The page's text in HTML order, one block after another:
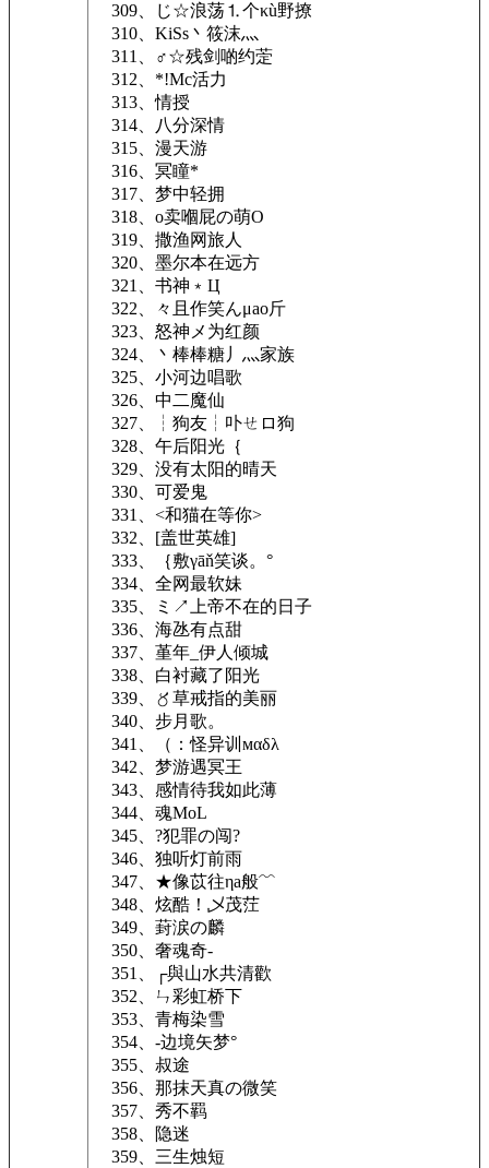
309、じ☆浪荡⒈个κù野撩
310、KiSs丶筱沫灬
311、♂☆残剑啲约萣
312、*!Mc活力
313、情授
314、八分深情
315、漫天游ゝ
316、冥瞳*
317、梦中轻拥
318、о卖嗰屁の萌Ο
319、撒渔网旅人
320、墨尔本在远方
321、书神﹡Ц
322、々且作笑んμао斤
323、怒神メ为红颜
324、丶棒棒糖丿灬家族
325、小河边唱歌
326、中二魔仙
327、┆狗友┆卟ㄝロ狗
328、午后阳光｛
329、没有太阳的晴天
330、可爱鬼
331、<和猫在等你>
332、[盖世英雄]
333、｛敷γāň笑谈。°
334、全网最软妹
335、ミ↗上帝不在的日子
336、海氹有点甜
337、堇年_伊人倾城
338、白衬藏了阳光
339、〥草戒指的美丽
340、步月歌。
341、（：怪异训мαδλ
342、梦游遇冥王
343、感情待我如此薄
344、魂MoL
345、?犯罪の闯?
346、独听灯前雨
347、★像苡往ηa般﹌
348、炫酷！乄茂茳
349、葑涙の麟
350、奢魂奇-
351、┌與山水共清歡
352、ㄣ彩虹桥下
353、青梅染雪
354、-边境矢梦°
355、叔途
356、那抹天真の微笑
357、秀不羁
358、隐迷
359、三生烛短